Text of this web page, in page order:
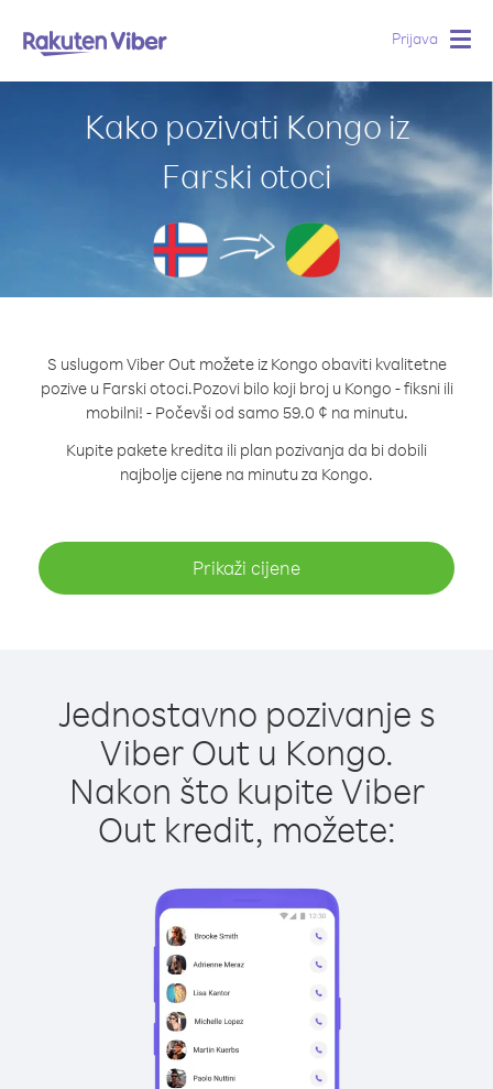
Prijava
Kako pozivati Kongo iz
Farski otoci
S uslugom Viber Out možete iz Kongo obaviti kvalitetne
pozive u Farski otoci.Pozovi bilo koji broj u Kongo - fiksni ili
mobilni! - Počevši od samo 59.0 ¢ na minutu.
Kupite pakete kredita ili plan pozivanja da bi dobili
najbolje cijene na minutu za Kongo.
Prikaži cijene
Jednostavno pozivanje s
Viber Out u Kongo.
Nakon što kupite Viber
Out kredit, možete: